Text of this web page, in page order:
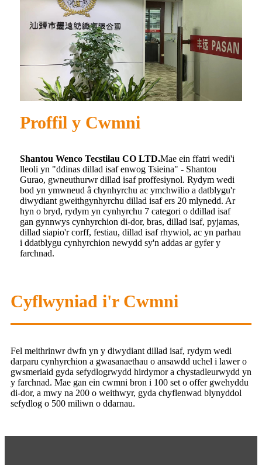
Proffil y Cwmni
Shantou Wenco Tecstilau CO LTD.Mae ein ffatri wedi'i
lleoli yn "ddinas dillad isaf enwog Tsieina" - Shantou
Gurao, gwneuthurwr dillad isaf proffesiynol. Rydym wedi
bod yn ymwneud â chynhyrchu ac ymchwilio a datblygu'r
diwydiant gweithgynhyrchu dillad isaf ers 20 mlynedd. Ar
hyn o bryd, rydym yn cynhyrchu 7 categori o ddillad isaf
gan gynnwys cynhyrchion di-dor, bras, dillad isaf, pyjamas,
dillad siapio'r corff, festiau, dillad isaf rhywiol, ac yn parhau
i ddatblygu cynhyrchion newydd sy'n addas ar gyfer y
farchnad.
Cyflwyniad i'r Cwmni
Fel meithrinwr dwfn yn y diwydiant dillad isaf, rydym wedi
darparu cynhyrchion a gwasanaethau o ansawdd uchel i lawer o
gwsmeriaid gyda sefydlogrwydd hirdymor a chystadleurwydd yn
y farchnad. Mae gan ein cwmni bron i 100 set o offer gwehyddu
di-dor, a mwy na 200 o weithwyr, gyda chyflenwad blynyddol
sefydlog o 500 miliwn o ddarnau.